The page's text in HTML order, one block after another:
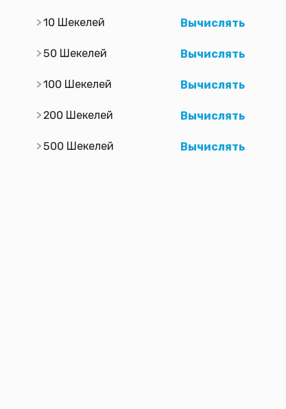
10 Шекелей Вычислять
50 Шекелей Вычислять
100 Шекелей Вычислять
200 Шекелей Вычислять
500 Шекелей Вычислять